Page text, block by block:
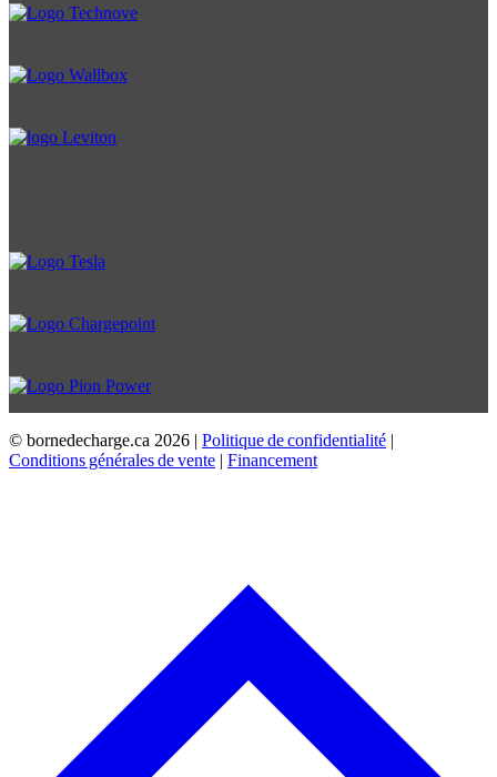
© bornedecharge.ca 2026 | Politique de confidentialité |
Conditions générales de vente | Financement